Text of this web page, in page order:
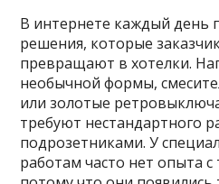
В интернете каждый день
решения, которые
превращают в хотелки.
необычной формы,
или золотые
требуют нестандартного
подрозетниками. У
работам часто нет опыта